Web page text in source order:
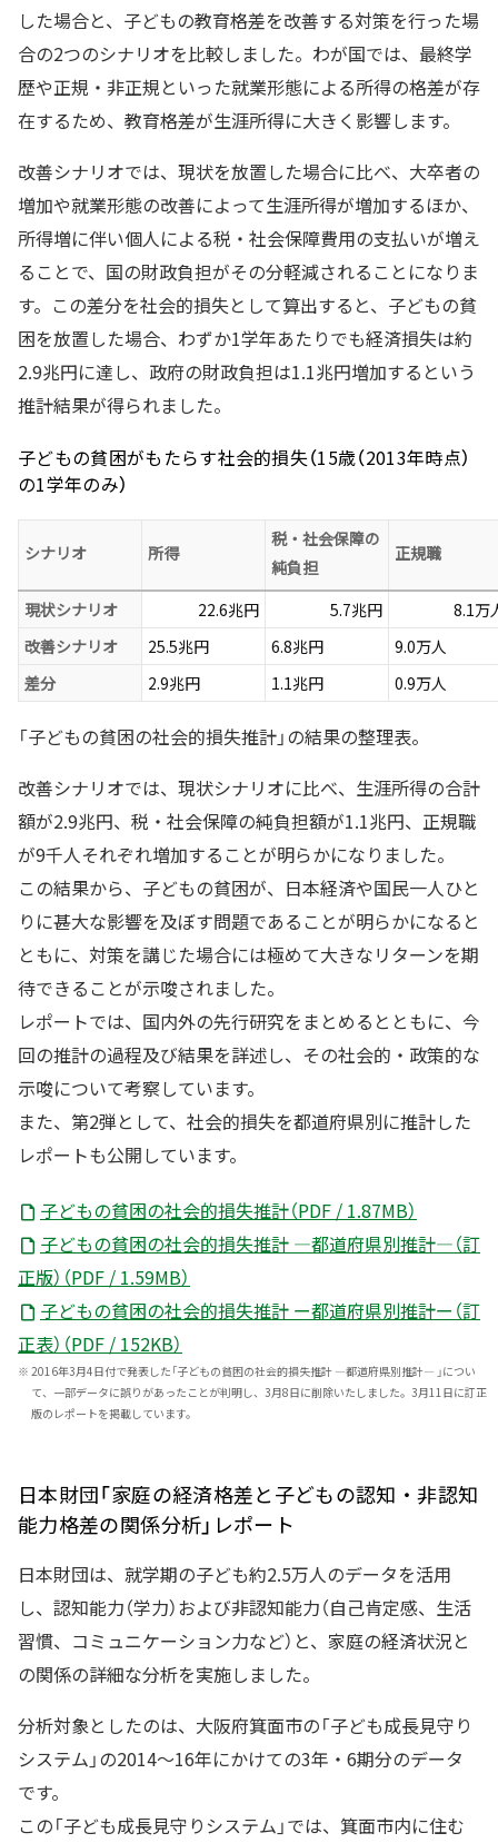
した場合と、子どもの教育格差を改善する対策を行った場
合の2つのシナリオを比較しました。わが国では、最終学
歴や正規・非正規といった就業形態による所得の格差が存
在するため、教育格差が生涯所得に大きく影響します。
改善シナリオでは、現状を放置した場合に比べ、大卒者の
増加や就業形態の改善によって生涯所得が増加するほか、
所得増に伴い個人による税・社会保障費用の支払いが増え
ることで、国の財政負担がその分軽減されることになりま
す。この差分を社会的損失として算出すると、子どもの貧
困を放置した場合、わずか1学年あたりでも経済損失は約
2.9兆円に達し、政府の財政負担は1.1兆円増加するという
推計結果が得られました。
子どもの貧困がもたらす社会的損失（15歳（2013年時点）
の1学年のみ）
シナリオ 所得
税・社会保障の
純負担
正規職
現状シナリオ 22.6兆円 5.7兆円
8.1万
改善シナリオ
25.5兆円 6.8兆円
9.0万人
差分
2.9兆円 1.1兆円 0.9万人
「子どもの貧困の社会的損失推計」の結果の整理表。
改善シナリオでは、現状シナリオに比べ、生涯所得の合計
額が2.9兆円、税・社会保障の純負担額が1.1兆円、正規職
が9千人それぞれ増加することが明らかになりました。
この結果から、子どもの貧困が、日本経済や国民一人ひと
りに甚大な影響を及ぼす問題であることが明らかになると
ともに、対策を講じた場合には極めて大きなリターンを期
待できることが示唆されました。
レポートでは、国内外の先行研究をまとめるとともに、今
回の推計の過程及び結果を詳述し、その社会的・政策的な
示唆について考察しています。
また、第2弾として、社会的損失を都道府県別に推計した
レポートも公開しています。
子どもの貧困の社会的損失推計（PDF / 1.87MB）
子どもの貧困の社会的損失推計 ―都道府県別推計―（訂
正版）（PDF / 1.59MB）
子どもの貧困の社会的損失推計 ー都道府県別推計ー（訂
正表）（PDF / 152KB）
※ 2016年3月4日付で発表した「子どもの貧困の社会的損失推計 ―都道府県別推計― 」につい
て、一部データに誤りがあったことが判明し、3月8日に削除いたしました。3月11日に訂正
版のレポートを掲載しています。
日本財団「家庭の経済格差と子どもの認知・非認知
能力格差の関係分析」レポート
日本財団は、就学期の子ども約2.5万人のデータを活用
し、認知能力（学力）および非認知能力（自己肯定感、生活
習慣、コミュニケーション力など）と、家庭の経済状況と
の関係の詳細な分析を実施しました。
分析対象としたのは、大阪府箕面市の「子ども成長見守り
システム」の2014～16年にかけての3年・6期分のデータ
です。
この「子ども成長見守りシステム」では、箕面市内に住む